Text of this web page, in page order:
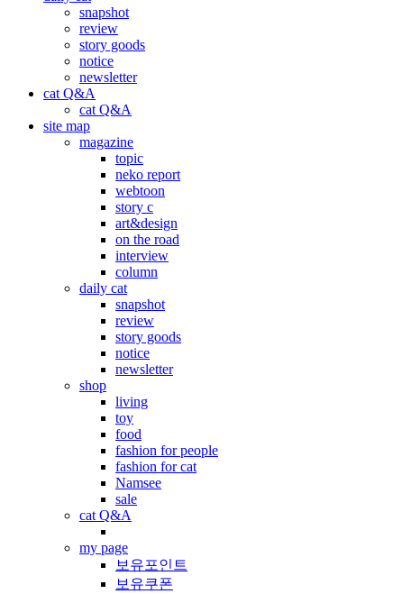
snapshot
review
story goods
notice
newsletter
cat Q&A
cat Q&A
site map
magazine
topic
neko report
webtoon
story c
art&design
on the road
interview
column
daily cat
snapshot
review
story goods
notice
newsletter
shop
living
toy
food
fashion for people
fashion for cat
Namsee
sale
cat Q&A
my page
보유포인트
보유쿠폰